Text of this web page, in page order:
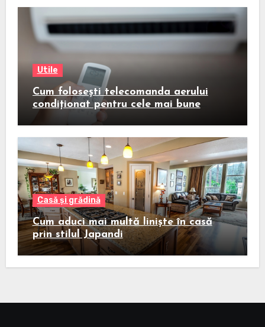
Utile
Cum folosești telecomanda aerului
condiționat pentru cele mai bune
Casă și grădină
Cum aduci mai multă liniște în casă
prin stilul Japandi